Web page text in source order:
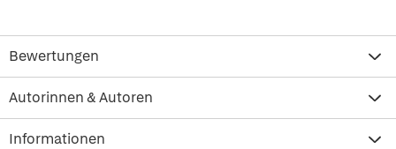
Bewertungen
Autorinnen & Autoren
Informationen